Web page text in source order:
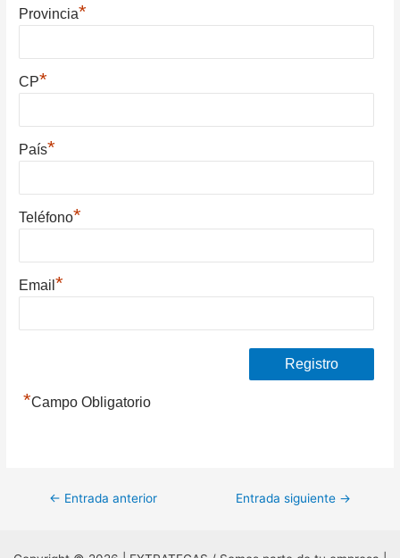
Provincia*
CP*
País*
Teléfono*
Email*
*Campo Obligatorio
Navegación
← Entrada anterior Entrada siguiente →